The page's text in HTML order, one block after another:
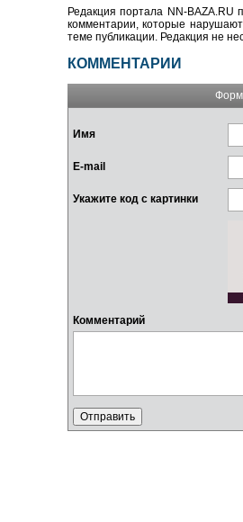
Редакция портала NN-BAZA.RU
комментарии, которые
теме публикации. Редакция не
КОММЕНТАРИИ
Имя
E-mail
Укажите код с картинки
Комментарий